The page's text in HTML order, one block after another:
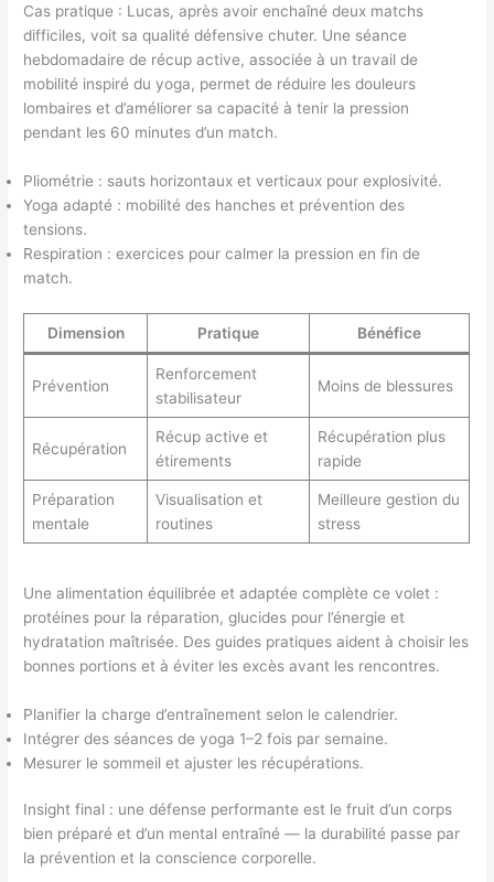
Cas pratique : Lucas, après avoir enchaîné deux matchs
difficiles, voit sa qualité défensive chuter. Une séance
hebdomadaire de récup active, associée à un travail de
mobilité inspiré du yoga, permet de réduire les douleurs
lombaires et d’améliorer sa capacité à tenir la pression
pendant les 60 minutes d’un match.
Pliométrie : sauts horizontaux et verticaux pour explosivité.
Yoga adapté : mobilité des hanches et prévention des
tensions.
Respiration : exercices pour calmer la pression en fin de
match.
Dimension Pratique Bénéfice
Prévention
Renforcement
stabilisateur
Moins de blessures
Récupération
Récup active et
étirements
Récupération plus
rapide
Préparation
mentale
Visualisation et
routines
Meilleure gestion du
stress
Une alimentation équilibrée et adaptée complète ce volet :
protéines pour la réparation, glucides pour l’énergie et
hydratation maîtrisée. Des guides pratiques aident à choisir les
bonnes portions et à éviter les excès avant les rencontres.
Planifier la charge d’entraînement selon le calendrier.
Intégrer des séances de yoga 1–2 fois par semaine.
Mesurer le sommeil et ajuster les récupérations.
Insight final : une défense performante est le fruit d’un corps
bien préparé et d’un mental entraîné — la durabilité passe par
la prévention et la conscience corporelle.